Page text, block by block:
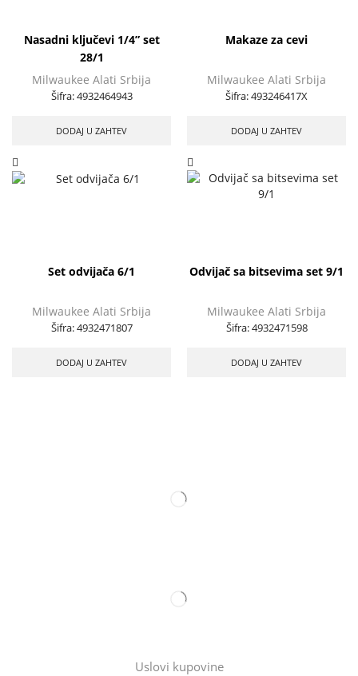
Nasadni ključevi 1/4” set
28/1
Milwaukee Alati Srbija
Šifra:4932464943
DODAJ U ZAHTEV
Makaze za cevi
Milwaukee Alati Srbija
Šifra:493246417X
DODAJ U ZAHTEV
Set odvijača 6/1
Milwaukee Alati Srbija
Šifra:4932471807
DODAJ U ZAHTEV
Odvijač sa bitsevima set 9/1
Milwaukee Alati Srbija
Šifra:4932471598
DODAJ U ZAHTEV
Uslovi kupovine